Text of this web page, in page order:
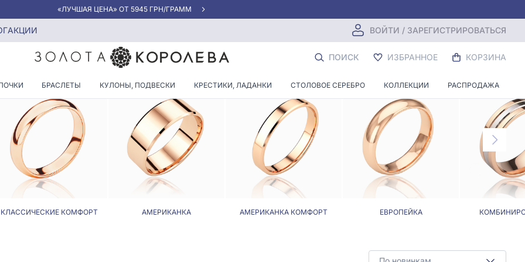
«ЛУЧШАЯ ЦЕНА» ОТ 5945 ГРН/ГРАММ
АКЦИИ ВОЙТИ / ЗАРЕГИСТРИРОВАТЬСЯ
ПОИСК ИЗБРАННОЕ КОРЗИНА
БРАСЛЕТЫ КУЛОНЫ, ПОДВЕСКИ КРЕСТИКИ, ЛАДАНКИ СТОЛОВОЕ СЕРЕБРО КОЛЛЕКЦИИ РАСПРОДАЖА
до 0.10 карат
КОЛЬЦА С БРИЛЛИАНТАМИ ДО 0.10 КАРАТ
КЛАССИЧЕСКИЕ КОМФОРТ АМЕРИКАНКА АМЕРИКАНКА КОМФОРТ ЕВРОПЕЙКА